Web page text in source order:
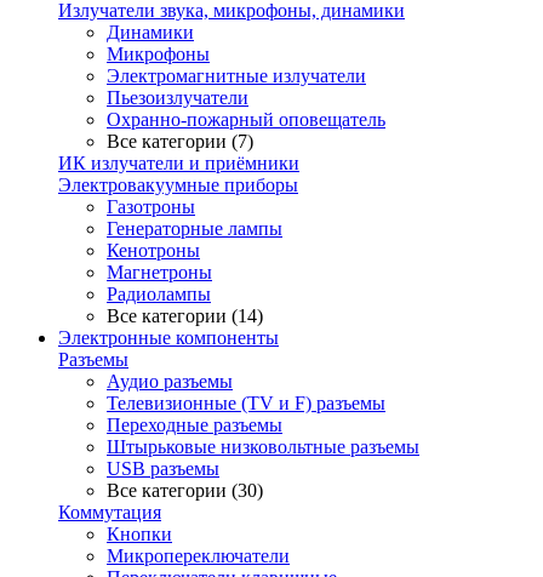
Излучатели звука, микрофоны, динамики
Динамики
Микрофоны
Электромагнитные излучатели
Пьезоизлучатели
Охранно-пожарный оповещатель
Все категории (7)
ИК излучатели и приёмники
Электровакуумные приборы
Газотроны
Генераторные лампы
Кенотроны
Магнетроны
Радиолампы
Все категории (14)
Электронные компоненты
Разъемы
Аудио разъемы
Телевизионные (TV и F) разъемы
Переходные разъемы
Штырьковые низковольтные разъемы
USB разъемы
Все категории (30)
Коммутация
Кнопки
Микропереключатели